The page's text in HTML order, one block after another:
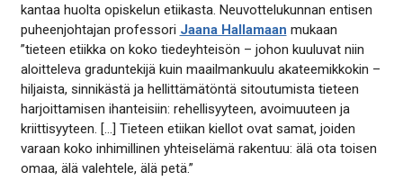
kantaa huolta opiskelun etiikasta. Neuvottelukunnan entisen
puheenjohtajan professori Jaana Hallamaan mukaan
”tieteen etiikka on koko tiedeyhteisön – johon kuuluvat niin
aloitteleva graduntekijä kuin maailmankuulu akateemikkokin –
hiljaista, sinnikästä ja hellittämätöntä sitoutumista tieteen
harjoittamisen ihanteisiin: rehellisyyteen, avoimuuteen ja
kriittisyyteen. […] Tieteen etiikan kiellot ovat samat, joiden
varaan koko inhimillinen yhteiselämä rakentuu: älä ota toisen
omaa, älä valehtele, älä petä.”